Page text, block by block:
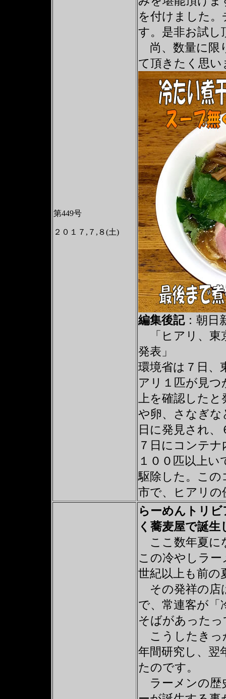
第449号
２０１７,７,８(土)
を付けました
す。是非お試し
尚、数量に限
て頂きたく思い
編集後記：朝日
「ヒアリ、東
発表」
環境省は７日、
アリ１匹が見
上を確認したと
や卵、さなぎ
日に発見され
７日にコンテ
１００匹以上
駆除した。この
市で、ヒアリの
らーめんトリ
く蕎麦屋で誕生
ここ数年夏
この冷やしラ
世紀以上も前の
その発祥の店
で、常連客が
そばがあった
こうしたきっ
年間研究し、翌
たのです。
ラーメンの歴